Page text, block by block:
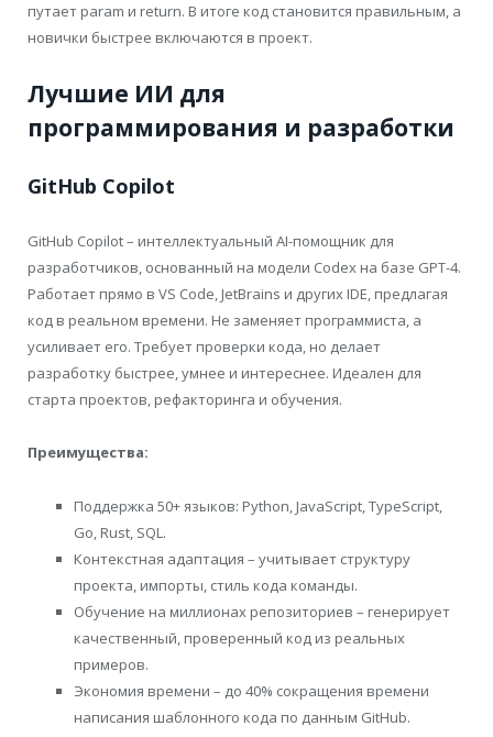
путает param и return. В итоге код становится правильным, а
новички быстрее включаются в проект.
Лучшие ИИ для
программирования и разработки
GitHub Copilot
GitHub Copilot – интеллектуальный AI-помощник для
разработчиков, основанный на модели Codex на базе GPT-4.
Работает прямо в VS Code, JetBrains и других IDE, предлагая
код в реальном времени. Не заменяет программиста, а
усиливает его. Требует проверки кода, но делает
разработку быстрее, умнее и интереснее. Идеален для
старта проектов, рефакторинга и обучения.
Преимущества:
Поддержка 50+ языков: Python, JavaScript, TypeScript,
Go, Rust, SQL.
Контекстная адаптация – учитывает структуру
проекта, импорты, стиль кода команды.
Обучение на миллионах репозиториев – генерирует
качественный, проверенный код из реальных
примеров.
Экономия времени – до 40% сокращения времени
написания шаблонного кода по данным GitHub.